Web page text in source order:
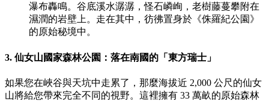
瀑布轟鳴。谷底溪水潺潺，怪石嶙峋，老樹藤蔓攀附在
濕潤的岩壁上。走在其中，彷彿置身於《侏羅紀公園》
的原始秘境中。
3. 仙女山國家森林公園：落在南國的「東方瑞士」
如果您在峽谷與天坑中走累了，那麼海拔近 2,000 公尺的仙女
山將給您帶來完全不同的視野。這裡擁有 33 萬畝的原始森林